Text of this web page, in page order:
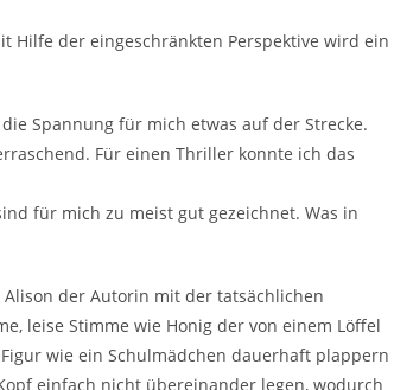
Hilfe der eingeschränkten Perspektive wird ein
Spannung für mich etwas auf der Strecke.
Für einen Thriller konnte ich das
für mich zu meist gut gezeichnet. Was in
der Autorin mit der tatsächlichen
leise Stimme wie Honig der von einem Löffel
wie ein Schulmädchen dauerhaft plappern
einfach nicht übereinander legen, wodurch